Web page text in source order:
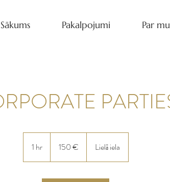
Sākums Pakalpojumi Par
1 hr1
h
150 € Lielā iela